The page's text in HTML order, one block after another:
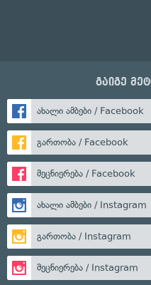
გაიგე
ახალი ამბები / Facebook
გართობა / Facebook
მეცნიერება / Facebook
ახალი ამბები / Instagram
გართობა / Instagram
მეცნიერება / Instagram